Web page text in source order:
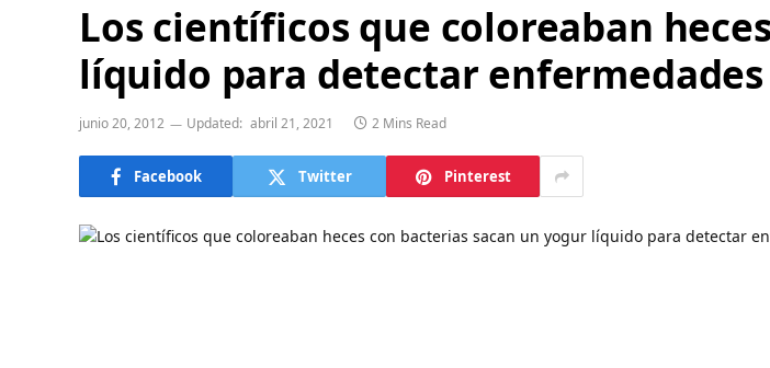
Los científicos que coloreaban
líquido para detectar enfermedades
junio 20, 2012 Updated: abril 21, 2021 2 Mins Read
Facebook Twitter Pinterest